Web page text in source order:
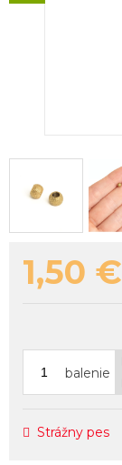
1,50 €
balenie
Strážny pes